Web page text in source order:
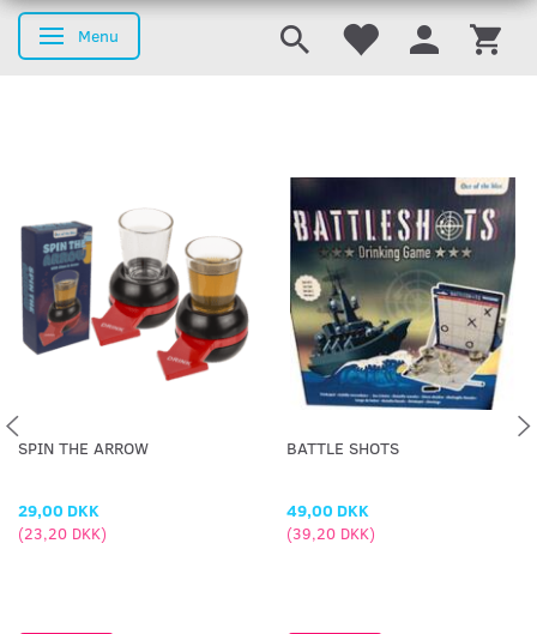
Skifte navigation
Menu
SPIN THE ARROW
29,00 DKK
(23,20 DKK)
BATTLE SHOTS
49,00 DKK
(39,20 DKK)